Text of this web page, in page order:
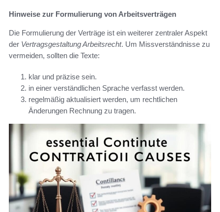
Hinweise zur Formulierung von Arbeitsverträgen
Die Formulierung der Verträge ist ein weiterer zentraler Aspekt
der Vertragsgestaltung Arbeitsrecht. Um Missverständnisse zu
vermeiden, sollten die Texte:
klar und präzise sein.
in einer verständlichen Sprache verfasst werden.
regelmäßig aktualisiert werden, um rechtlichen
Änderungen Rechnung zu tragen.